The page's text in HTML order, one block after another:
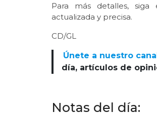
Para más detalles, siga
actualizada y precisa.
CD/GL
Únete a nuestro
día, artículos de
Notas del día: